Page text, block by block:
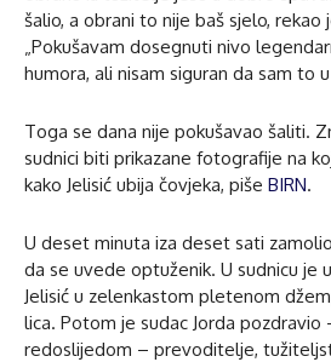
šalio, a obrani to nije baš sjelo, rekao
„Pokušavam dosegnuti nivo
humora, ali nisam siguran da sam to
Toga se dana nije pokušavao šaliti.
sudnici biti prikazane fotografije na
kako Jelisić ubija čovjeka, piše BIRN.
U deset minuta iza deset sati
da se uvede optuženik. U sudnicu je
Jelisić u zelenkastom pletenom
lica. Potom je sudac Jorda pozdravio
redoslijedom – prevoditelje,